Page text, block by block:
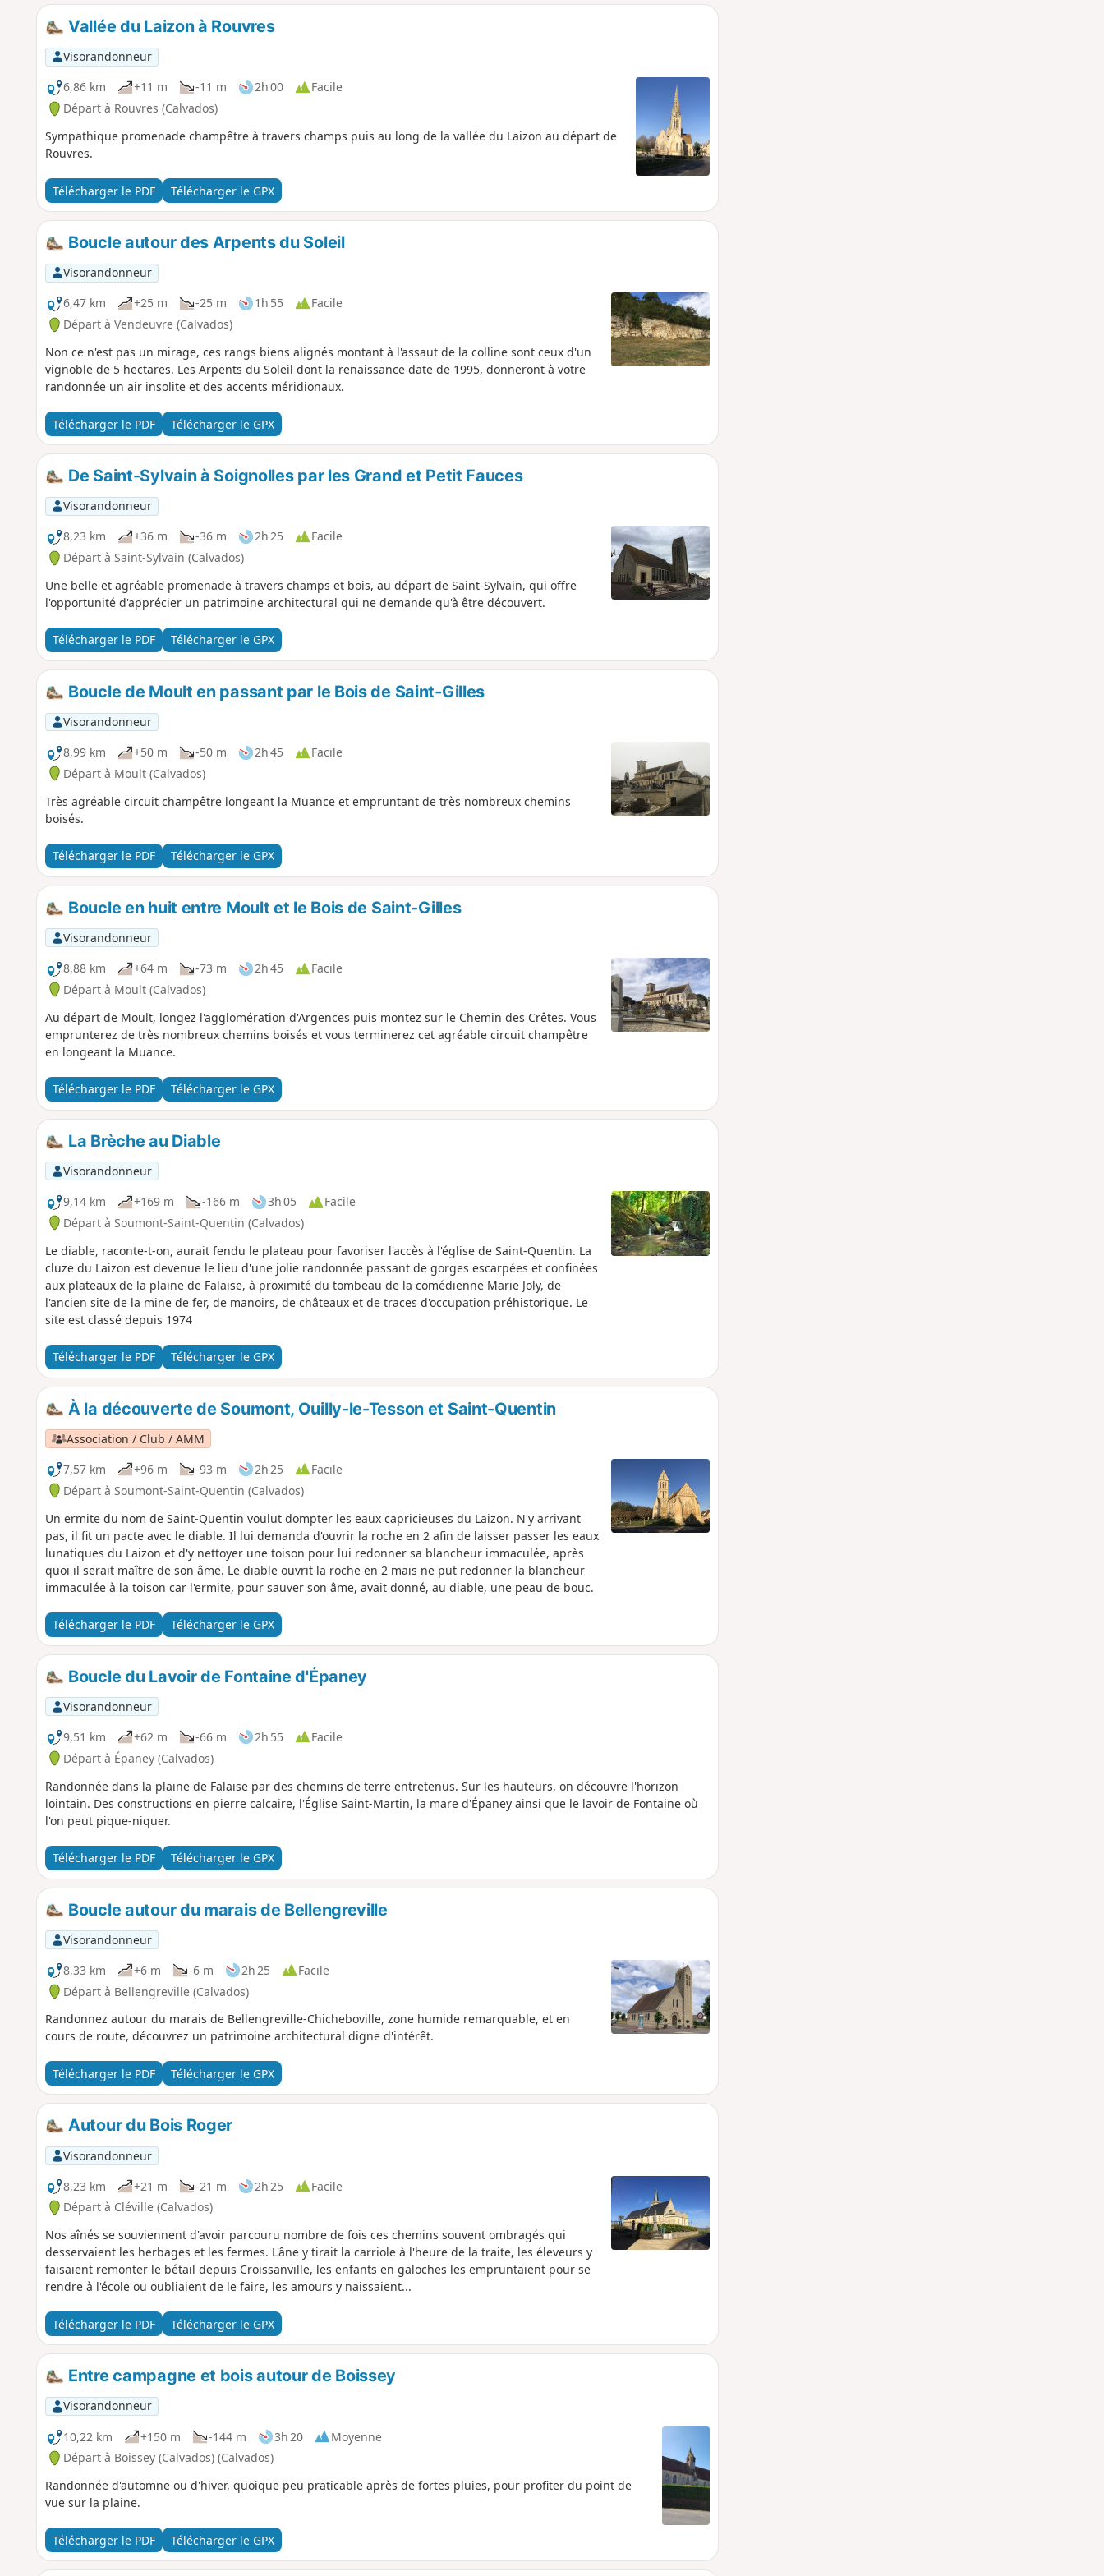
Vallée du Laizon à Rouvres
Visorandonneur
6,86 km
+11 m -11 m 2h 00
Facile
Départ à Rouvres (Calvados)
Sympathique promenade champêtre à travers champs puis au long de la vallée du Laizon au départ de
Rouvres.
Télécharger le PDF Télécharger le GPX
Boucle autour des Arpents du Soleil
Visorandonneur
6,47 km
+25 m -25 m 1h 55
Facile
Départ à Vendeuvre (Calvados)
Non ce n'est pas un mirage, ces rangs biens alignés montant à l'assaut de la colline sont ceux d'un
vignoble de 5 hectares. Les Arpents du Soleil dont la renaissance date de 1995, donneront à votre
randonnée un air insolite et des accents méridionaux.
Télécharger le PDF Télécharger le GPX
De Saint-Sylvain à Soignolles par les Grand et Petit Fauces
Visorandonneur
8,23 km
+36 m -36 m 2h 25
Facile
Départ à Saint-Sylvain (Calvados)
Une belle et agréable promenade à travers champs et bois, au départ de Saint-Sylvain, qui offre
l'opportunité d'apprécier un patrimoine architectural qui ne demande qu'à être découvert.
Télécharger le PDF Télécharger le GPX
Boucle de Moult en passant par le Bois de Saint-Gilles
Visorandonneur
8,99 km
+50 m -50 m 2h 45
Facile
Départ à Moult (Calvados)
Très agréable circuit champêtre longeant la Muance et empruntant de très nombreux chemins
boisés.
Télécharger le PDF Télécharger le GPX
Boucle en huit entre Moult et le Bois de Saint-Gilles
Visorandonneur
8,88 km
+64 m -73 m 2h 45
Facile
Départ à Moult (Calvados)
Au départ de Moult, longez l'agglomération d'Argences puis montez sur le Chemin des Crêtes. Vous
emprunterez de très nombreux chemins boisés et vous terminerez cet agréable circuit champêtre
en longeant la Muance.
Télécharger le PDF Télécharger le GPX
La Brèche au Diable
Visorandonneur
9,14 km
+169 m -166 m 3h 05
Facile
Départ à Soumont-Saint-Quentin (Calvados)
Le diable, raconte-t-on, aurait fendu le plateau pour favoriser l'accès à l'église de Saint-Quentin. La
cluze du Laizon est devenue le lieu d'une jolie randonnée passant de gorges escarpées et confinées
aux plateaux de la plaine de Falaise, à proximité du tombeau de la comédienne Marie Joly, de
l'ancien site de la mine de fer, de manoirs, de châteaux et de traces d'occupation préhistorique. Le
site est classé depuis 1974
Télécharger le PDF Télécharger le GPX
À la découverte de Soumont, Ouilly-le-Tesson et Saint-Quentin
Association / Club / AMM
7,57 km
+96 m -93 m 2h 25
Facile
Départ à Soumont-Saint-Quentin (Calvados)
Un ermite du nom de Saint-Quentin voulut dompter les eaux capricieuses du Laizon. N'y arrivant
pas, il fit un pacte avec le diable. Il lui demanda d'ouvrir la roche en 2 afin de laisser passer les eaux
lunatiques du Laizon et d'y nettoyer une toison pour lui redonner sa blancheur immaculée, après
quoi il serait maître de son âme. Le diable ouvrit la roche en 2 mais ne put redonner la blancheur
immaculée à la toison car l'ermite, pour sauver son âme, avait donné, au diable, une peau de bouc.
Télécharger le PDF Télécharger le GPX
Boucle du Lavoir de Fontaine d'Épaney
Visorandonneur
9,51 km
+62 m -66 m 2h 55
Facile
Départ à Épaney (Calvados)
Randonnée dans la plaine de Falaise par des chemins de terre entretenus. Sur les hauteurs, on découvre l'horizon
lointain. Des constructions en pierre calcaire, l'Église Saint-Martin, la mare d'Épaney ainsi que le lavoir de Fontaine où
l'on peut pique-niquer.
Télécharger le PDF Télécharger le GPX
Boucle autour du marais de Bellengreville
Visorandonneur
8,33 km
+6 m -6 m 2h 25
Facile
Départ à Bellengreville (Calvados)
Randonnez autour du marais de Bellengreville-Chicheboville, zone humide remarquable, et en
cours de route, découvrez un patrimoine architectural digne d'intérêt.
Télécharger le PDF Télécharger le GPX
Autour du Bois Roger
Visorandonneur
8,23 km
+21 m -21 m 2h 25
Facile
Départ à Cléville (Calvados)
Nos aînés se souviennent d'avoir parcouru nombre de fois ces chemins souvent ombragés qui
desservaient les herbages et les fermes. L'âne y tirait la carriole à l'heure de la traite, les éleveurs y
faisaient remonter le bétail depuis Croissanville, les enfants en galoches les empruntaient pour se
rendre à l'école ou oubliaient de le faire, les amours y naissaient...
Télécharger le PDF Télécharger le GPX
Entre campagne et bois autour de Boissey
Visorandonneur
10,22 km
+150 m -144 m 3h 20
Moyenne
Départ à Boissey (Calvados) (Calvados)
Randonnée d'automne ou d'hiver, quoique peu praticable après de fortes pluies, pour profiter du point de
vue sur la plaine.
Télécharger le PDF Télécharger le GPX